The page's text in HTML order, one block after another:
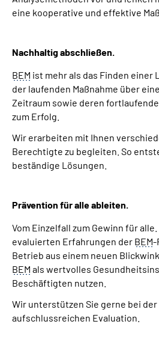
eine kooperative und effektive
Nachhaltig abschließen.
BEM ist mehr als das Finden einer
der laufenden Maßnahme über
Zeitraum sowie deren
zum Erfolg.
Wir erarbeiten mit Ihnen
Berechtigte zu begleiten. So
beständige Lösungen.
Prävention für alle ableiten.
Vom Einzelfall zum Gewinn für
evaluierten Erfahrungen der BEM-
Betrieb aus einem neuen
BEM als wertvolles
Beschäftigten nutzen.
Wir unterstützen Sie gerne bei
aufschlussreichen Evaluation.